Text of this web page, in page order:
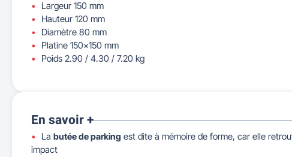
Largeur 150 mm
Hauteur 120 mm
Diamètre 80 mm
Platine 150x150 mm
Poids 2.90 / 4.30 / 7.20 kg
En savoir +
La butée de parking est dite à mémoire de forme, car elle
impact